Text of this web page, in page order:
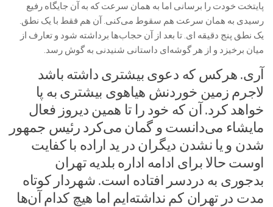
پایتخت خودت را برسانی اما به همان سرعت که به آن جایگاه رفیع
رسیدی به همان سرعت هم سقوط می‌کنی. آن هم فقط با یک نطق.
یک نطق پنج دقیقه ای. تا بعد از آن حجاب‌ها برداشته شود و تعارف از
میان برخیزد و از هر گوشه‌ای داستانی شنیدنی به گوش رسد.
آری. هرکس که دعوی بیشتری داشته باشد
لاجرم زمین خوردنش هیاهوی بیشتری به پا
خواهد کرد. آن که خود را تا همین دیروز فعال
مایشاء می‌دانست و گمان می‌کرد رئیس جمهور
شدن و یا نشدن دیگران در ید اراده با کفایت
اوست حالا برای ادامه اداره بلدیه تهران
بدجوری به دردسر افتاده است. شهردار کوتاه
مدت در تهران کم نداشته‌ایم اما هیچ کدام آن‌ها